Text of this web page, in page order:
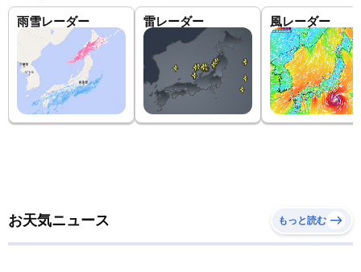
雨雪レーダー 雷レーダー 風レーダー
お天気ニュース もっと読む